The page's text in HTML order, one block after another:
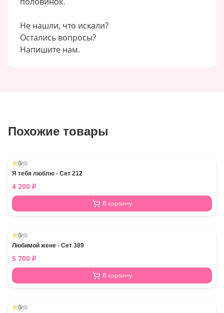
Не нашли, что искали?
Остались вопросы?
Напишите нам.
Похожие товары
0(0)
Я тебя люблю - Сет 212
4 200 ₽
В корзину
0(0)
Любимой жене - Сет 389
5 700 ₽
В корзину
0(0)